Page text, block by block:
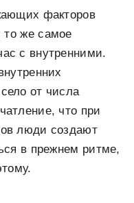
факторов
то же самое
с внутренними.
от числа
что при
люди создают
в прежнем ритме,